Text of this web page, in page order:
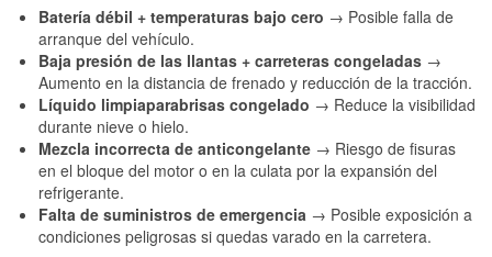
Batería débil + temperaturas bajo cero → Posible falla de
arranque del vehículo.
Baja presión de las llantas + carreteras congeladas →
Aumento en la distancia de frenado y reducción de la tracción.
Líquido limpiaparabrisas congelado → Reduce la visibilidad
durante nieve o hielo.
Mezcla incorrecta de anticongelante → Riesgo de fisuras
en el bloque del motor o en la culata por la expansión del
refrigerante.
Falta de suministros de emergencia → Posible exposición a
condiciones peligrosas si quedas varado en la carretera.